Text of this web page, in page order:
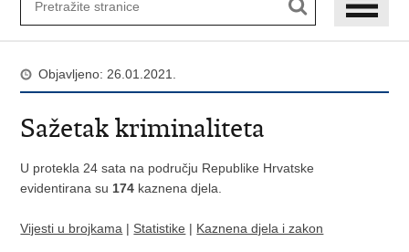
Objavljeno: 26.01.2021.
Sažetak kriminaliteta
U protekla 24 sata na području Republike Hrvatske
evidentirana su 174 kaznena djela.
Vijesti u brojkama | Statistike | Kaznena djela i zakon